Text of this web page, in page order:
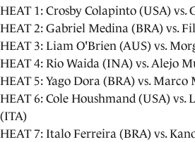
HEAT 1: Crosby Colapinto (USA)
HEAT 2: Gabriel Medina (BRA) vs.
HEAT 3: Liam O'Brien (AUS) vs.
HEAT 4: Rio Waida (INA) vs. Alejo
HEAT 5: Yago Dora (BRA) vs. Marco
HEAT 6: Cole Houshmand (USA) vs.
(ITA)
HEAT 7: Italo Ferreira (BRA) vs.